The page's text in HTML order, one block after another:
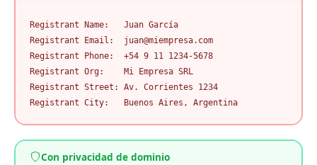
Registrant Name:   Juan García
Registrant Email:  juan@miempresa.com
Registrant Phone:  +54 9 11 1234-5678
Registrant Org:    Mi Empresa SRL
Registrant Street: Av. Corrientes 1234
Registrant City:   Buenos Aires, Argentina
Con privacidad de dominio